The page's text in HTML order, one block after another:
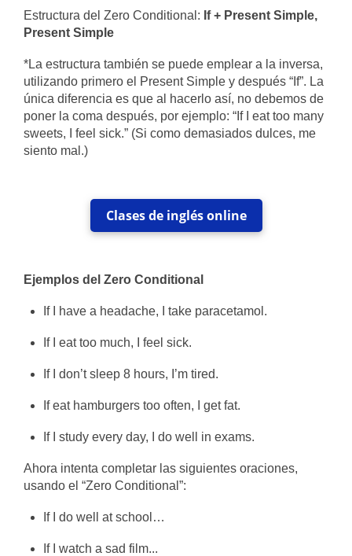
Estructura del Zero Conditional: If + Present Simple,
Present Simple
*La estructura también se puede emplear a la inversa,
utilizando primero el Present Simple y después “If”. La
única diferencia es que al hacerlo así, no debemos de
poner la coma después, por ejemplo: “If I eat too many
sweets, I feel sick.” (Si como demasiados dulces, me
siento mal.)
Clases de inglés online
Ejemplos del Zero Conditional
If I have a headache, I take paracetamol.
If I eat too much, I feel sick.
If I don’t sleep 8 hours, I’m tired.
If eat hamburgers too often, I get fat.
If I study every day, I do well in exams.
Ahora intenta completar las siguientes oraciones,
usando el “Zero Conditional”:
If I do well at school…
If I watch a sad film...